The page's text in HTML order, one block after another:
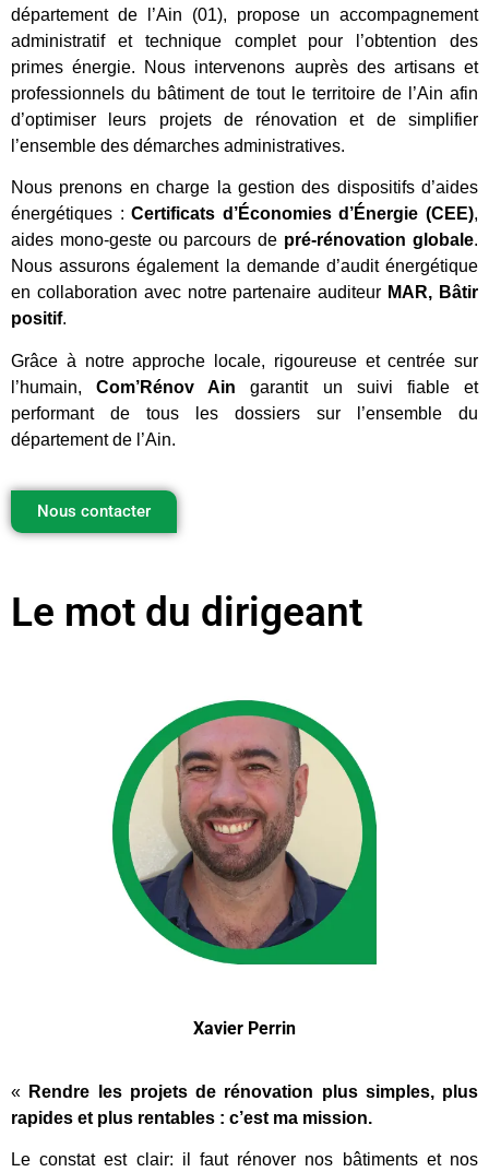
département de l’Ain (01), propose un accompagnement
administratif et technique complet pour l’obtention des
primes énergie. Nous intervenons auprès des artisans et
professionnels du bâtiment de tout le territoire de l’Ain afin
d’optimiser leurs projets de rénovation et de simplifier
l’ensemble des démarches administratives.
Nous prenons en charge la gestion des dispositifs d’aides
énergétiques :Certificats d’Économies d’Énergie (CEE),
aides mono-geste ou parcours de pré-rénovation globale.
Nous assurons également la demande d’audit énergétique
en collaboration avec notre partenaire auditeur MAR, Bâtir
positif.
Grâce à notre approche locale, rigoureuse et centrée sur
l’humain,Com’Rénov Ain garantit un suivi fiable et
performant de tous les dossiers sur l’ensemble du
département de l’Ain.
Nous contacter
Le mot du dirigeant
« Rendre les projets de rénovation plus simples, plus
rapides et plus rentables : c’est ma mission.
Le constat est clair: il faut rénover nos bâtiments et nos
Xavier Perrin